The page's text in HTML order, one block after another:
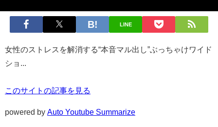
LINE
女性のストレスを解消する“本音マル出し”ぶっちゃけワイド
ショ...
このサイトの記事を見る
powered by Auto Youtube Summarize